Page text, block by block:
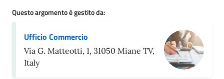
Questo argomento è gestito da:
Ufficio Commercio
Via G. Matteotti, 1, 31050 Miane TV,
Italy